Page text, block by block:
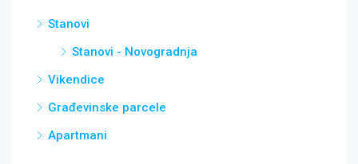
Stanovi
Stanovi - Novogradnja
Vikendice
Građevinske parcele
Apartmani